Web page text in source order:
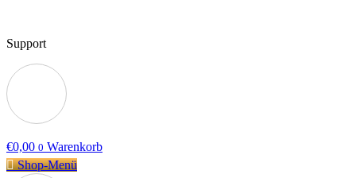
Support
€0,00 0 Warenkorb
Shop-Menü